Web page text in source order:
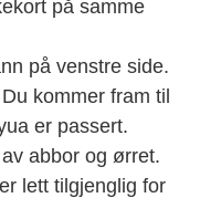
på samme
på venstre side.
kommer fram til
er passert.
abbor og ørret.
lett tilgjenglig for